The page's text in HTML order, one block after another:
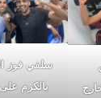
سلفي فوز
بالكرم